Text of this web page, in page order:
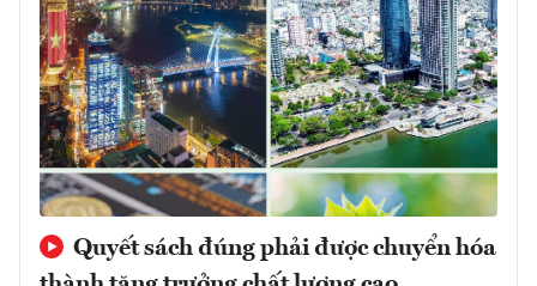
Quyết sách đúng phải được chuyển hóa